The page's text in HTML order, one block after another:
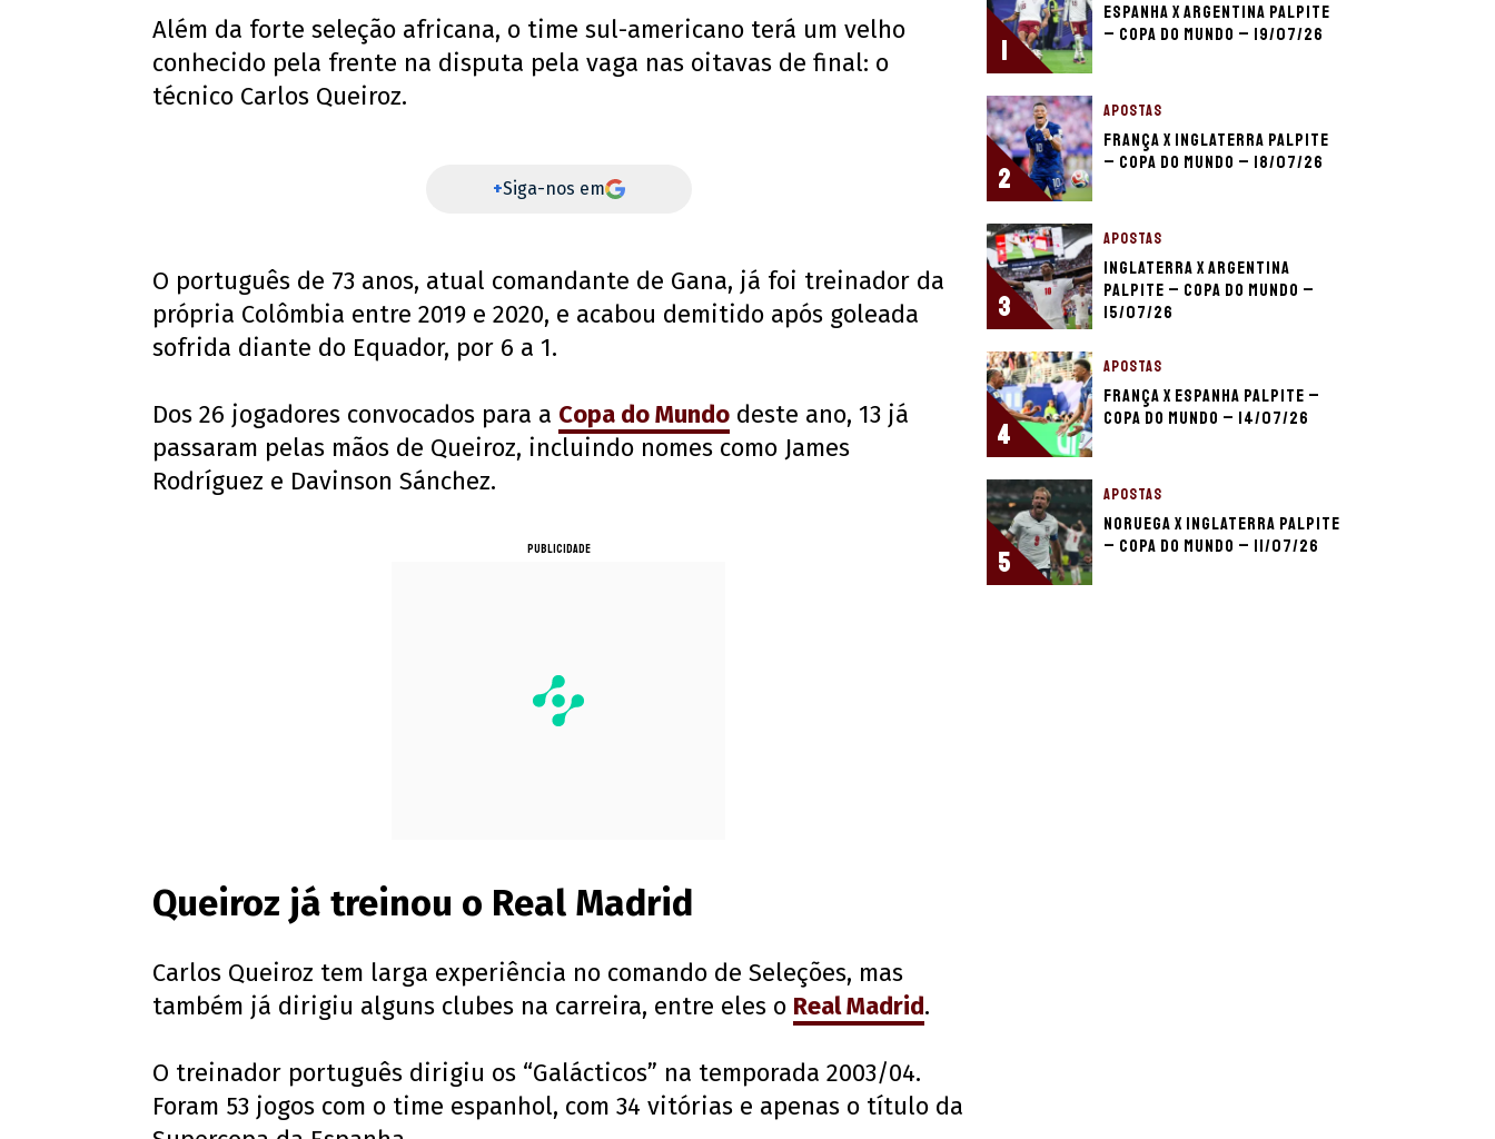
Além da forte seleção africana, o time sul-americano terá um velho
conhecido pela frente na disputa pela vaga nas oitavas de final: o
técnico Carlos Queiroz.
+Siga-nos em
O português de 73 anos, atual comandante de Gana, já foi treinador da
própria Colômbia entre 2019 e 2020, e acabou demitido após goleada
sofrida diante do Equador, por 6 a 1.
Dos 26 jogadores convocados para a Copa do Mundo deste ano, 13 já
passaram pelas mãos de Queiroz, incluindo nomes como James
Rodríguez e Davinson Sánchez.
PUBLICIDADE
Queiroz já treinou o Real Madrid
Carlos Queiroz tem larga experiência no comando de Seleções, mas
também já dirigiu alguns clubes na carreira, entre eles o Real Madrid.
O treinador português dirigiu os “Galácticos” na temporada 2003/04.
Foram 53 jogos com o time espanhol, com 34 vitórias e apenas o título da
1
Espanha x Argentina palpite
– Copa do Mundo – 19/07/26
2
APOSTAS
França x Inglaterra palpite
– Copa do Mundo – 18/07/26
3
APOSTAS
Inglaterra x Argentina
palpite – Copa do Mundo –
15/07/26
4
APOSTAS
França x Espanha palpite –
Copa do Mundo – 14/07/26
5
APOSTAS
Noruega x Inglaterra palpite
– Copa do Mundo – 11/07/26